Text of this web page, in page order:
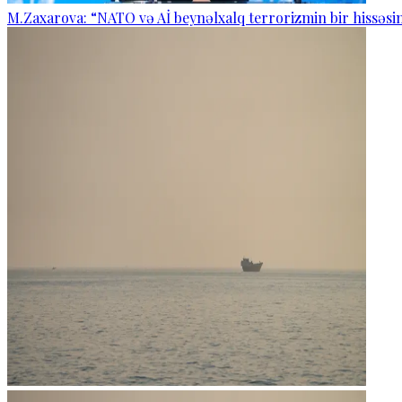
M.Zaxarova: “NATO və Aİ beynəlxalq terrorizmin bir